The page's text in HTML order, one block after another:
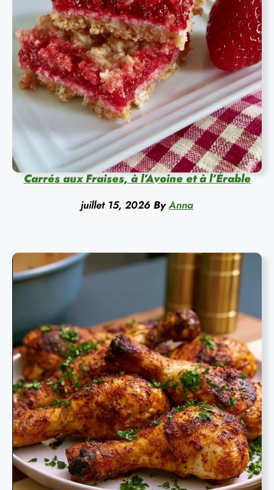
Carrés aux Fraises, à l’Avoine et à l’Érable
juillet 15, 2026 By Anna